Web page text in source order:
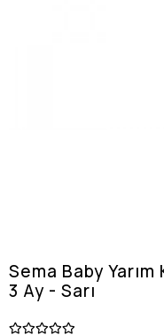
Sema Baby
3 Ay - Sarı